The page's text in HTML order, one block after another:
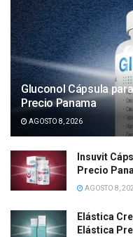
Gluconol Cápsula
Precio Panama
AGOSTO 8, 2026
Insuvit
Precio
AGOSTO 8,
Elástica
Elástica